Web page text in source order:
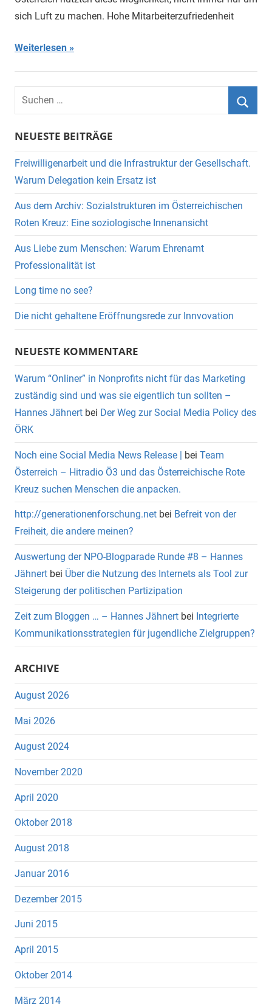
sich Luft zu machen. Hohe Mitarbeiterzufriedenheit
Weiterlesen
Suchen
nach:
NEUESTE BEITRÄGE
Freiwilligenarbeit und die Infrastruktur der Gesellschaft.
Warum Delegation kein Ersatz ist
Aus dem Archiv: Sozialstrukturen im Österreichischen
Roten Kreuz: Eine soziologische Innenansicht
Aus Liebe zum Menschen: Warum Ehrenamt
Professionalität ist
Long time no see?
Die nicht gehaltene Eröffnungsrede zur Innvovation
NEUESTE KOMMENTARE
Warum “Onliner” in Nonprofits nicht für das Marketing
zuständig sind und was sie eigentlich tun sollten –
Hannes Jähnert bei Der Weg zur Social Media Policy des
ÖRK
Noch eine Social Media News Release | bei Team
Österreich – Hitradio Ö3 und das Österreichische Rote
Kreuz suchen Menschen die anpacken.
http://generationenforschung.net bei Befreit von der
Freiheit, die andere meinen?
Auswertung der NPO-Blogparade Runde #8 – Hannes
Jähnert bei Über die Nutzung des Internets als Tool zur
Steigerung der politischen Partizipation
Zeit zum Bloggen … – Hannes Jähnert bei Integrierte
Kommunikationsstrategien für jugendliche Zielgruppen?
ARCHIVE
August 2026
Mai 2026
August 2024
November 2020
April 2020
Oktober 2018
August 2018
Januar 2016
Dezember 2015
Juni 2015
April 2015
Oktober 2014
März 2014